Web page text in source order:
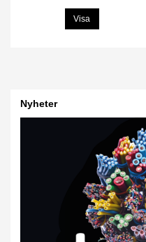
Visa
Nyheter